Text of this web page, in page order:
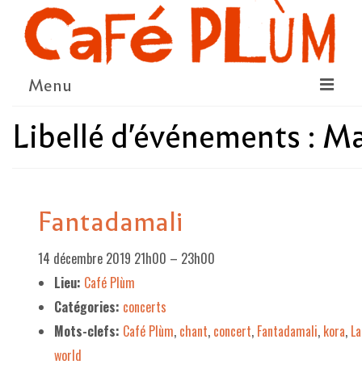
Menu
LE PROJET
NOUS SOUTENIR
LE PROGRAMME
LA SAISON CULTURELLE
AMI·ES ARTISTES
Libellé d'événements :
Fantadamali
14 décembre 2019 21h00 – 23h00
Lieu: Café Plùm
Catégories: concerts
Mots-clefs: Café Plùm, chant, concert, Fantadamali, kora,
world